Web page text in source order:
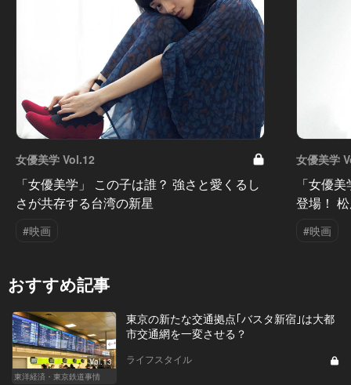
女優美学 Vol.12
「女優美学」 この子は誰？ 強さと愛くるし
さが共存する台湾の新星
#映画
女優美学
「女優
登場！
#映画
おすすめ記事
Vol.13
東洋経済・東京鉄道事情
東京の新たな交通拠点｢バスタ新宿｣は大都
市交通網を一変させる？
ライフスタイル